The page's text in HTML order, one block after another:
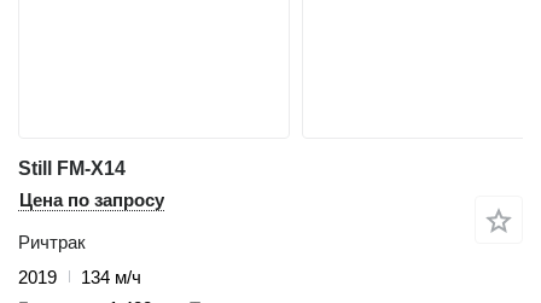
Still FM-X14
Цена по запросу
Ричтрак
2019
134 м/ч